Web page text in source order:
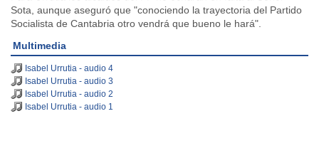
Sota, aunque aseguró que "conociendo la trayectoria del Partido
Socialista de Cantabria otro vendrá que bueno le hará".
Multimedia
Isabel Urrutia - audio 4
Isabel Urrutia - audio 3
Isabel Urrutia - audio 2
Isabel Urrutia - audio 1